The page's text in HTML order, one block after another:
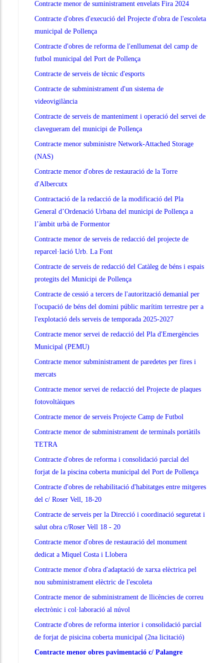
Contracte menor de suministrament envelats Fira 2024
Contracte d'obres d'execució del Projecte d'obra de l'escoleta
municipal de Pollença
Contracte d'obres de reforma de l'enllumenat del camp de
futbol municipal del Port de Pollença
Contracte de serveis de tècnic d'esports
Contracte de subministrament d'un sistema de
videovigilància
Contracte de serveis de manteniment i operació del servei de
clavegueram del municipi de Pollença
Contracte menor subministre Network-Attached Storage
(NAS)
Contracte menor d'obres de restauració de la Torre
d'Albercutx
Contractació de la redacció de la modificació del Pla
General d’Ordenació Urbana del municipi de Pollença a
l’àmbit urbà de Formentor
Contracte menor de serveis de redacció del projecte de
reparcel·lació Urb. La Font
Contracte de serveis de redacció del Catàleg de béns i espais
protegits del Municipi de Pollença
Contracte de cessió a tercers de l'autorització demanial per
l'ocupació de béns del domini públic marítim terrestre per a
l'explotació dels serveis de temporada 2025-2027
Contracte menor servei de redacció del Pla d'Emergències
Municipal (PEMU)
Contracte menor subministrament de paredetes per fires i
mercats
Contracte menor servei de redacció del Projecte de plaques
fotovoltàiques
Contracte menor de serveis Projecte Camp de Futbol
Contracte menor de subministrament de terminals portàtils
TETRA
Contracte d'obres de reforma i consolidació parcial del
forjat de la piscina coberta municipal del Port de Pollença
Contracte d'obres de rehabilitació d'habitatges entre mitgeres
del c/ Roser Vell, 18-20
Contracte de serveis per la Direcció i coordinació seguretat i
salut obra c/Roser Vell 18 - 20
Contracte menor d'obres de restauració del monument
dedicat a Miquel Costa i Llobera
Contracte menor d'obra d'adaptació de xarxa elèctrica pel
nou subministrament elèctric de l'escoleta
Contracte menor de subministrament de llicències de correu
electrònic i col·laboració al núvol
Contracte d'obres de reforma interior i consolidació parcial
de forjat de pisicina coberta municipal (2na licitació)
Contracte menor obres pavimentació c/ Palangre